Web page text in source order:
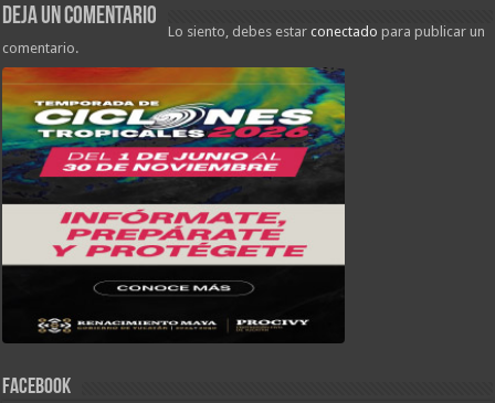
Deja un comentario
Lo siento, debes estarconectado para publicar un
comentario.
FACEBOOK